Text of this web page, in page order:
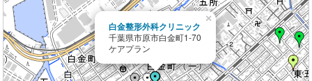
白金整形外科クリニック
千葉県市原市白金町1-70
ケアプラン
×